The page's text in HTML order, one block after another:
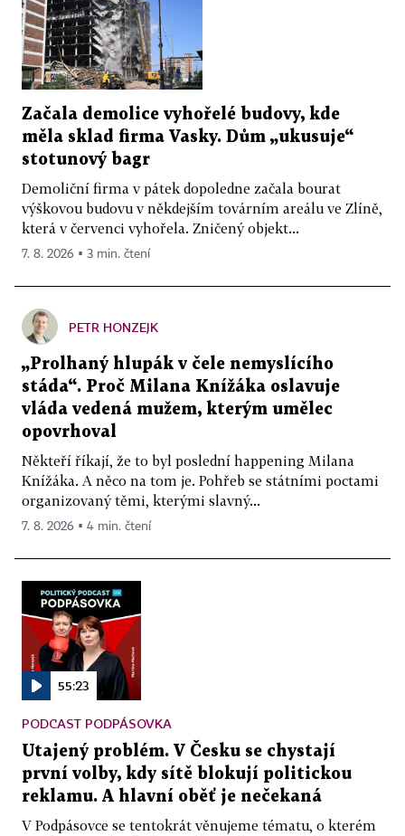
Začala demolice vyhořelé budovy, kde
měla sklad firma Vasky. Dům „ukusuje“
stotunový bagr
Demoliční firma v pátek dopoledne začala bourat
výškovou budovu v někdejším továrním areálu ve Zlíně,
která v červenci vyhořela. Zničený objekt...
7. 8. 2026 ▪ 3 min. čtení
PETR HONZEJK
„Prolhaný hlupák v čele nemyslícího
stáda“. Proč Milana Knížáka oslavuje
vláda vedená mužem, kterým umělec
opovrhoval
Někteří říkají, že to byl poslední happening Milana
Knížáka. A něco na tom je. Pohřeb se státními poctami
organizovaný těmi, kterými slavný...
7. 8. 2026 ▪ 4 min. čtení
55:23
PODCAST PODPÁSOVKA
Utajený problém. V Česku se chystají
první volby, kdy sítě blokují politickou
reklamu. A hlavní oběť je nečekaná
V Podpásovce se tentokrát věnujeme tématu, o kterém